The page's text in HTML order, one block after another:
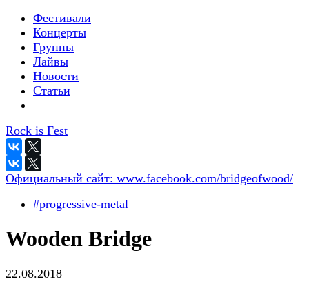
Фестивали
Концерты
Группы
Лайвы
Новости
Статьи
Rock is Fest
Официальный сайт: www.facebook.com/bridgeofwood/
#progressive-metal
Wooden Bridge
22.08.2018